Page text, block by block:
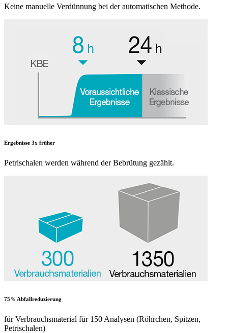
Keine manuelle Verdünnung bei der automatischen Methode.
Ergebnisse 3x früher
Petrischalen werden während der Bebrütung gezählt.
75% Abfallreduzierung
für Verbrauchsmaterial für 150 Analysen (Röhrchen, Spitzen,
Petrischalen)